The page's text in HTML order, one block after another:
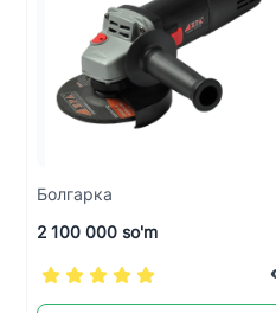
Болгарка
2 100 000 so'm